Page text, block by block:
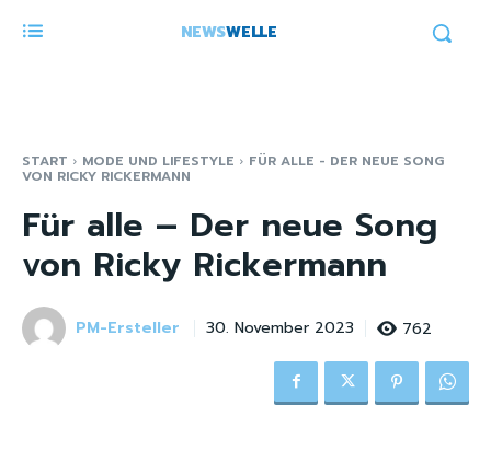
NEWSWELLE
START MODE UND LIFESTYLE FÜR ALLE - DER NEUE SONG
VON RICKY RICKERMANN
Für alle – Der neue Song
von Ricky Rickermann
PM-Ersteller 30. November 2023 762